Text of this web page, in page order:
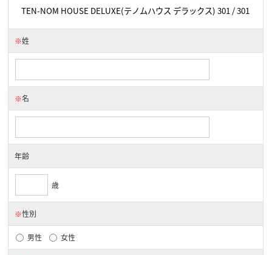
※姓
※名
年齢
歳
※性別
男性 女性